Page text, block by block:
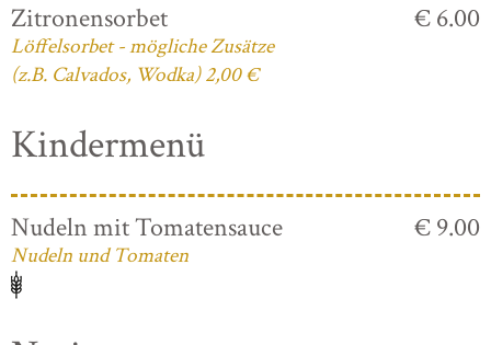
Zitronensorbet
Löffelsorbet - mögliche Zusätze
(z.B. Calvados, Wodka) 2,00 €
€ 6.00
Kindermenü
Nudeln mit Tomatensauce
Nudeln und Tomaten
€ 9.00